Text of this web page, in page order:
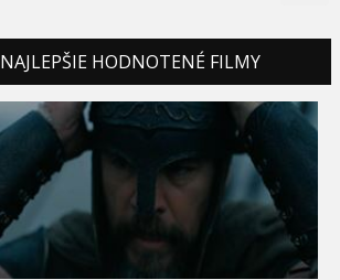
NAJLEPŠIE HODNOTENÉ FILMY